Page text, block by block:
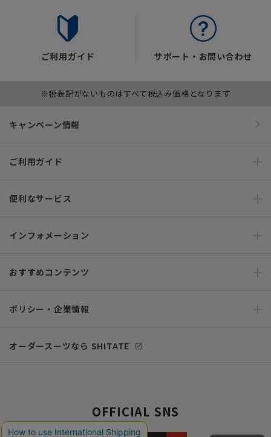
ご利用ガイド サポート・お問い合わせ
※税表記がないものはすべて税込み価格となります
キャンペーン情報
ご利用ガイド
便利なサービス
インフォメーション
おすすめコンテンツ
ポリシー・企業情報
オーダースーツなら SHITATE
OFFICIAL SNS